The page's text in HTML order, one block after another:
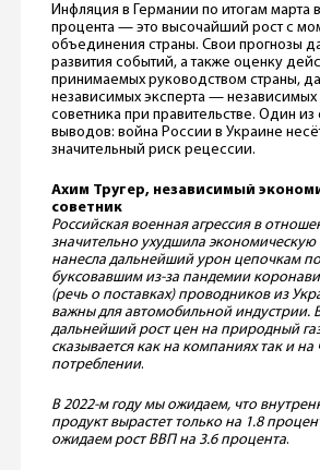
Инфляция в Германии по итогам марта
процента — это высочайший рост с
объединения страны. Свои прогнозы
развития событий, а также оценку
принимаемых руководством страны,
независимых эксперта —
советника при правительстве. Один из
выводов: война России в Украине
значительный риск рецессии.
Ахим Тругер, независимый
советник
Российская военная агрессия в
значительно ухудшила
нанесла дальнейший урон цепочкам
буксовавшим из-за пандемии
(речь о поставках) проводников из
важны для автомобильной индустрии.
дальнейший рост цен на природный
сказывается как на компаниях так и на
потреблении.
В 2022-м году мы ожидаем, что
продукт вырастет только на 1.8
ожидаем рост ВВП на 3.6 процента.